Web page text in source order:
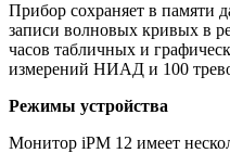
Прибор сохраняет в памяти
записи волновых кривых в
часов табличных и
измерений НИАД и 100
Режимы устройства
Монитор iPM 12 имеет